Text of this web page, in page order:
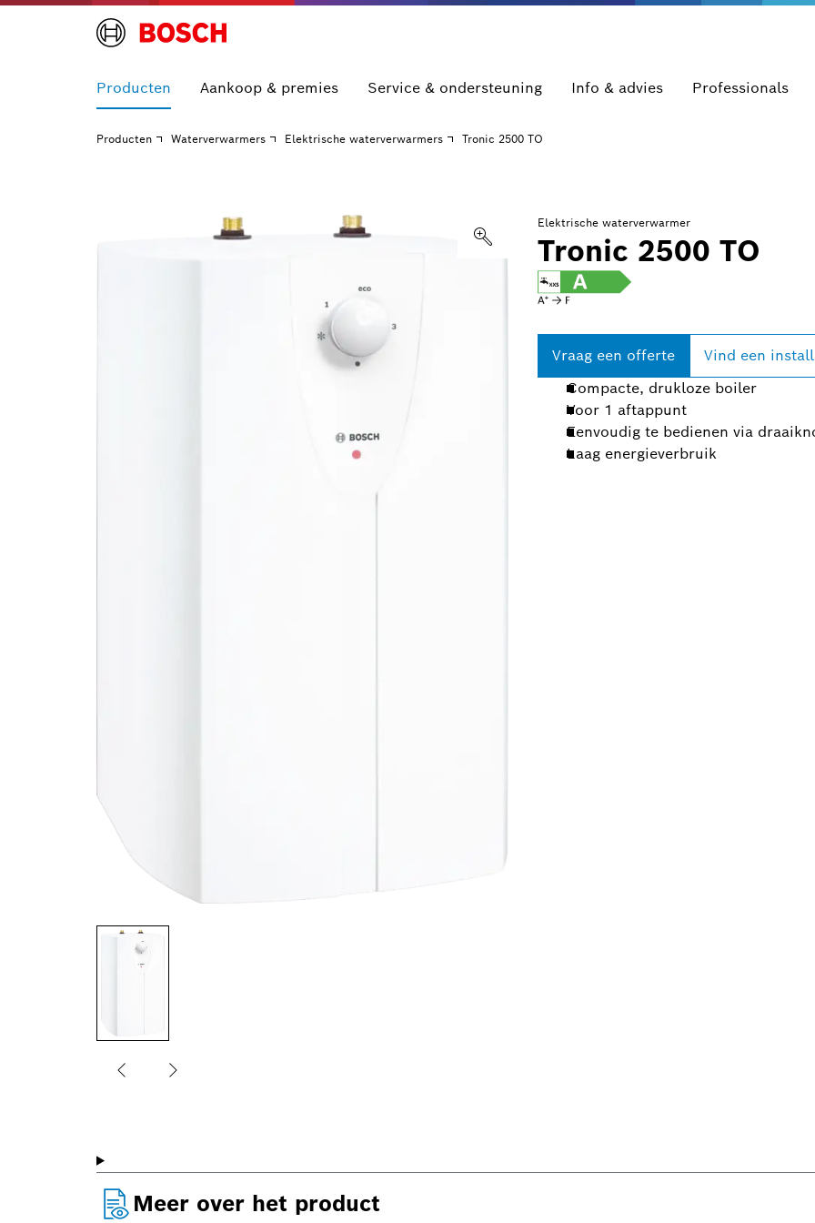
Producten Aankoop & premies Service & ondersteuning Info & advies Professionals
Producten Waterverwarmers Elektrische waterverwarmers Tronic 2500 TO
Elektrische waterverwarmer
Tronic 2500 TO
Vraag een offerte
Vind een
Compacte, drukloze boiler
Voor 1 aftappunt
Eenvoudig te bedienen via
Laag energieverbruik
Meer over het product